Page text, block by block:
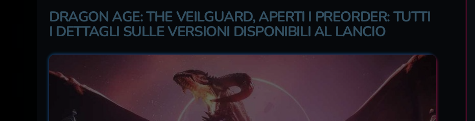
DRAGON AGE: THE VEILGUARD, APERTI I PREORDER: TUTTI
I DETTAGLI SULLE VERSIONI DISPONIBILI AL LANCIO